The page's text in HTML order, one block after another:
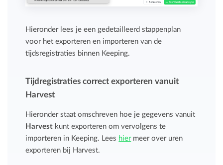
Hieronder lees je een gedetailleerd stappenplan
voor het exporteren en importeren van de
tijdsregistraties binnen Keeping.
Tijdregistraties correct exporteren vanuit
Harvest
Hieronder staat omschreven hoe je gegevens vanuit
Harvest kunt exporteren om vervolgens te
importeren in Keeping. Lees hiermeer over uren
exporteren bij Harvest.